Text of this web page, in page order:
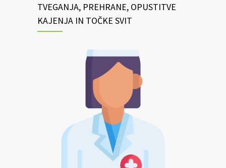
TVEGANJA, PREHRANE, OPUSTITVE
KAJENJA IN TOČKE SVIT